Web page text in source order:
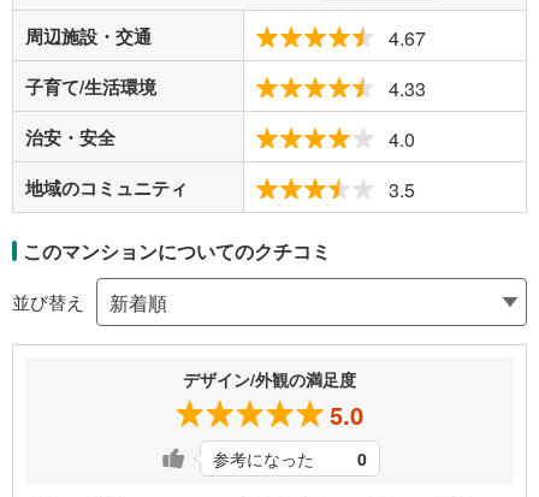
周辺施設・交通 4.67
子育て/生活環境 4.33
治安・安全 4.0
地域のコミュニティ 3.5
このマンションについてのクチコミ
並び替え
デザイン/外観の満足度
5.0
参考になった 0